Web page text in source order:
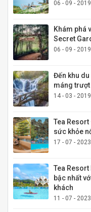
06 - 09 - 2019
Khám phá
Secret
06 - 09 - 2019
Đến khu
máng
14 - 03 - 2019
Tea
sức khỏe
17 - 07 - 2023
Tea Resort
bậc nhất
khách
11 - 07 - 2023